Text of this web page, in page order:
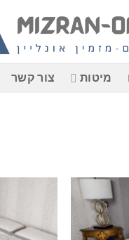
מיטות צור קשר
למוצרים
שאהבתי